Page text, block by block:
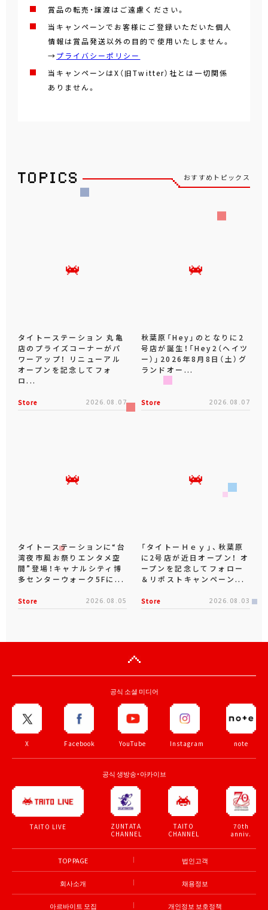
賞品の転売・譲渡はご遠慮ください。
当キャンペーンでお客様にご登録いただいた個人
情報は賞品発送以外の目的で使用いたしません。
→プライバシーポリシー
当キャンペーンはX（旧Twitter）社とは一切関係
ありません。
おすすめトピックス
タイトーステーション 丸亀
店のプライズコーナーがパ
ワーアップ！ リニューアル
オープンを記念してフォ
ロ...
Store 2026.08.07
秋葉原「Hey」のとなりに2
号店が誕生！「Hey2（ヘイツ
ー）」2026年8月8日（土）グ
ランドオー...
Store 2026.08.07
タイトーステーションに“台
湾夜市風お祭りエンタメ空
間”登場！キャナルシティ博
多センターウォーク5Fに...
Store 2026.08.05
「タイトーＨｅｙ」、秋葉原
に2号店が近日オープン！ オ
ープンを記念してフォロー
＆リポストキャンペーン...
Store 2026.08.03
공식 소셜 미디어
X Facebook YouTube Instagram note
공식 생방송・아카이브
TAITO LIVE
ZUNTATA
CHANNEL
TAITO
CHANNEL
70th
anniv.
TOP PAGE 법인고객
회사소개 채용정보
아르바이트 모집 개인정보 보호정책